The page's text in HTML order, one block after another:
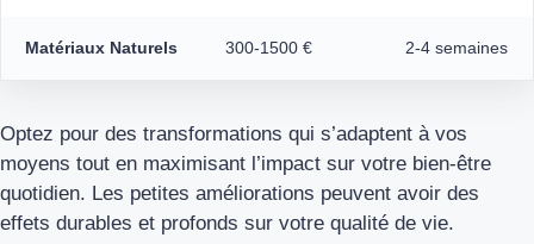
Matériaux Naturels 300-1500 € 2-4 semaines
Optez pour des transformations qui s’adaptent à vos
moyens tout en maximisant l’impact sur votre bien-être
quotidien. Les petites améliorations peuvent avoir des
effets durables et profonds sur votre qualité de vie.